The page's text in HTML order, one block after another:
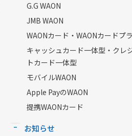
G.G WAON
JMB WAON
WAONカード・WAONカードプ
キャッシュカード一体型・クレ
トカード一体型
モバイルWAON
Apple PayのWAON
提携WAONカード
お知らせ